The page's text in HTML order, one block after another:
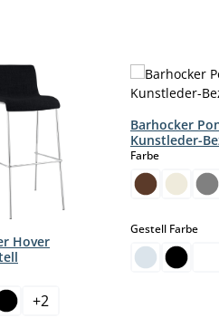
Hover
+2
Barhocker
Kunstleder-
Farbeauswählen
Gestell Farbe